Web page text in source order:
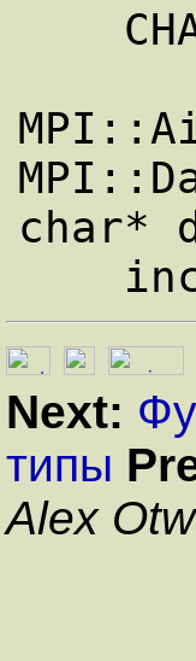
char*
Next:
типы
Alex